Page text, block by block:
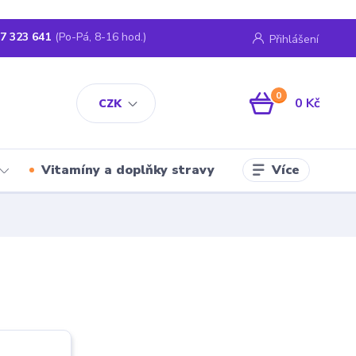
CZK
Přihlášení
323 641 (Po-Pá, 8-16 hod.)
0 0 Kč
Vitamíny a doplňky stravy Více